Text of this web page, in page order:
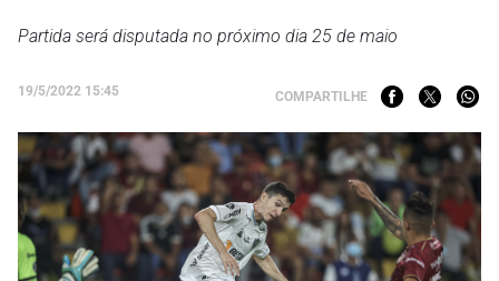
Partida será disputada no próximo dia 25 de maio
19/5/2022 15:45 COMPARTILHE